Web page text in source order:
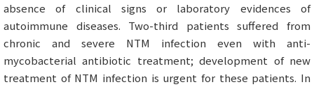
absence of clinical signs or laboratory evidences of
autoimmune diseases. Two-third patients suffered from
chronic and severe NTM infection even with anti-
mycobacterial antibiotic treatment; development of new
treatment of NTM infection is urgent for these patients. In